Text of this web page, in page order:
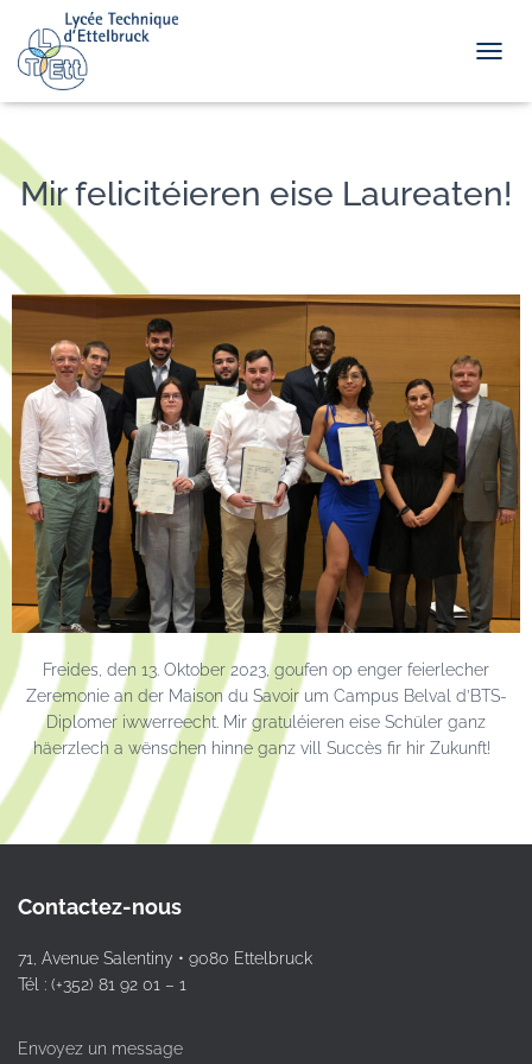
Mir felicitéieren eise Laureaten!
Freides, den 13. Oktober 2023, goufen op enger feierlecher
Zeremonie an der Maison du Savoir um Campus Belval d’BTS-
Diplomer iwwerreecht. Mir gratuléieren eise Schüler ganz
häerzlech a wënschen hinne ganz vill Succès fir hir Zukunft!
Contactez-nous
71, Avenue Salentiny • 9080 Ettelbruck
Tél : (+352) 81 92 01 – 1
Envoyez un message